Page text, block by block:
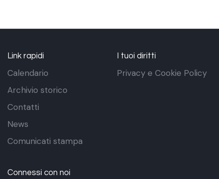
Link rapidi
Calendario
Archivio storico
Contatti
News
Comunicati stampa
I tuoi diritti
Privacy e Cookie Policy
Connessi con noi